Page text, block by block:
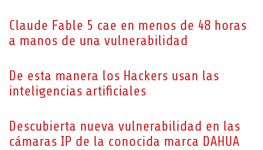
Claude Fable 5 cae en menos de 48 horas
a manos de una vulnerabilidad
De esta manera los Hackers usan las
inteligencias artificiales
Descubierta nueva vulnerabilidad en las
cámaras IP de la conocida marca DAHUA